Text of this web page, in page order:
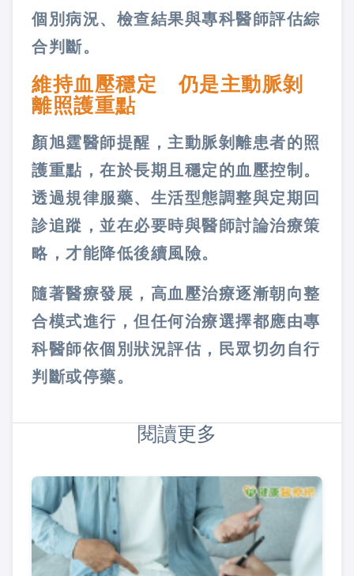
個別病況、檢查結果與專科醫師評估綜
合判斷。
維持血壓穩定 仍是主動脈剝
離照護重點
顏旭霆醫師提醒，主動脈剝離患者的照
護重點，在於長期且穩定的血壓控制。
透過規律服藥、生活型態調整與定期回
診追蹤，並在必要時與醫師討論治療策
略，才能降低後續風險。
隨著醫療發展，高血壓治療逐漸朝向整
合模式進行，但任何治療選擇都應由專
科醫師依個別狀況評估，民眾切勿自行
判斷或停藥。
閱讀更多